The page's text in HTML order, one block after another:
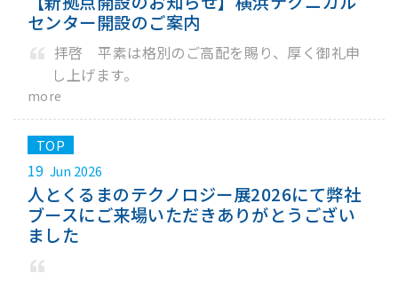
センター開設のご案内
拝啓 平素は格別のご高配を賜り、厚く御礼申
し上げます。
more
19 Jun 2026
人とくるまのテクノロジー展2026にて弊社
ブースにご来場いただきありがとうござい
ました